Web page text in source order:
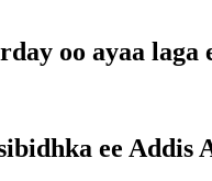
oo ayaa
ee Addis